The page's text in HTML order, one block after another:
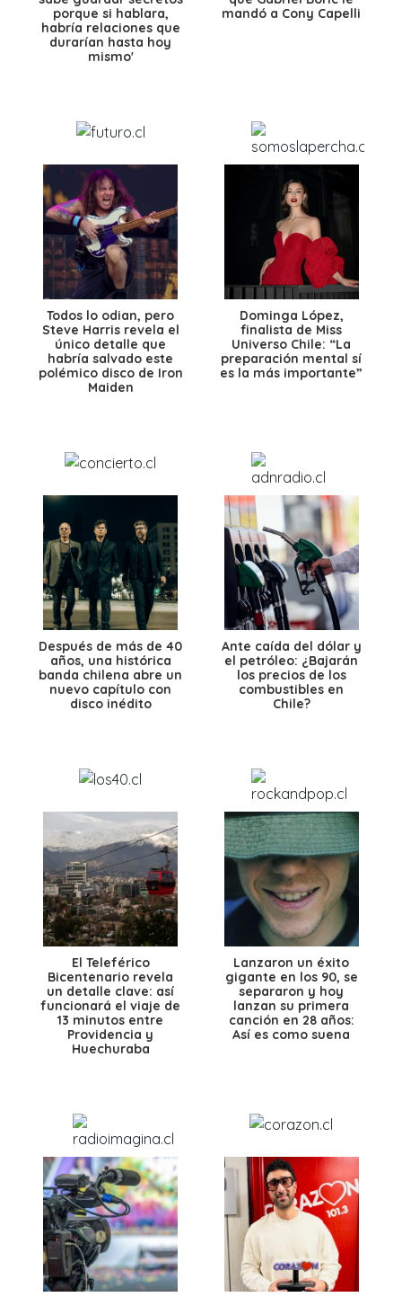
porque si hablara,
habría relaciones que
durarían hasta hoy
mismo'
mandó a Cony Capelli
Todos lo odian, pero
Steve Harris revela el
único detalle que
habría salvado este
polémico disco de Iron
Maiden
Dominga López,
finalista de Miss
Universo Chile: “La
preparación mental sí
es la más importante”
Después de más de 40
años, una histórica
banda chilena abre un
nuevo capítulo con
disco inédito
Ante caída del dólar y
el petróleo: ¿Bajarán
los precios de los
combustibles en
Chile?
El Teleférico
Bicentenario revela
un detalle clave: así
funcionará el viaje de
13 minutos entre
Providencia y
Huechuraba
Lanzaron un éxito
gigante en los 90, se
separaron y hoy
lanzan su primera
canción en 28 años:
Así es como suena